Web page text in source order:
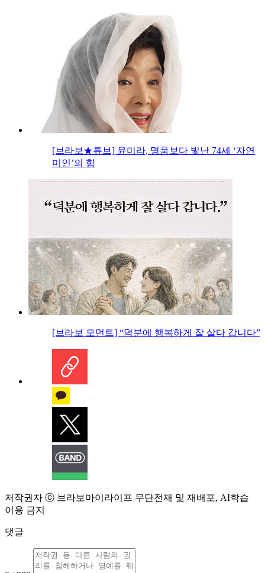
[브라보★튜브] 윤미라, 명품보다 빛난 74세 ‘자연
미인’의 힘
[브라보 모먼트] “덕분에 행복하게 잘 살다 갑니다”
저작권자 ⓒ 브라보마이라이프 무단전재 및 재배포, AI학습
이용 금지
댓글